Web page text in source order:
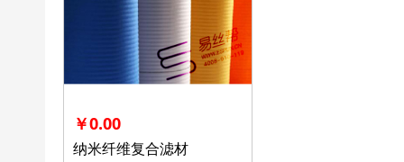
￥0.00
纳米纤维复合滤材